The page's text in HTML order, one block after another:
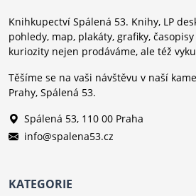
Knihkupectví Spálená 53. Knihy, LP
pohledy, map, plakáty, grafiky,
kuriozity nejen prodáváme, ale též
Těšíme se na vaši návštěvu v naší
Prahy, Spálená 53.
Spálená 53, 110 00 Praha
info@spalena53.cz
KATEGORIE